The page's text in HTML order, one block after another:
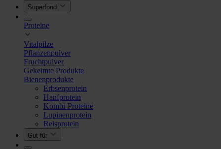
Superfood
Proteine
Vitalpilze
Pflanzenpulver
Fruchtpulver
Gekeimte Produkte
Bienenprodukte
Erbsenprotein
Hanfprotein
Kombi-Proteine
Lupinenprotein
Reisprotein
Gut für